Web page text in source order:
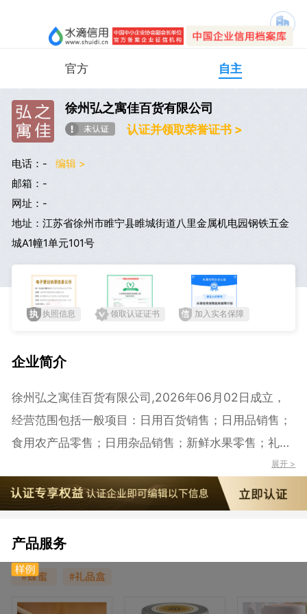
官方 自主
徐州弘之寓佳百货有限公司
认证并领取荣誉证书 >
电话：-
编辑 >
邮箱：-
网址：-
地址：江苏省徐州市睢宁县睢城街道八里金属机电园钢铁五金
城A1幢1单元101号
执照信息 领取认证证书 加入实名保障
企业简介
徐州弘之寓佳百货有限公司,2026年06月02日成立，
经营范围包括一般项目：日用百货销售；日用品销售；
食用农产品零售；日用杂品销售；新鲜水果零售；礼品
花卉销售；办公用品销售；户外用品销售；化妆品零
售；文具用品零售；食品销售（仅销售预包装食品）；
食品互联网销售（仅销售预包装食品）；母婴用品销
售；食品添加剂销售；保健食品（预包装）销售；个人
卫生用品销售；卫生用品和一次性使用医疗用品销售；
日用木制品销售；纸制品销售；竹制品销售；照相机及
器材销售；网络设备销售；办公设备销售；办公设备耗
展开 >
产品服务